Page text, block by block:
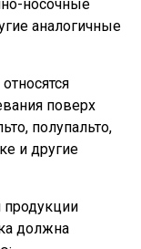
носочные
аналогичные
поверх
полупальто,
и другие
продукции
должна